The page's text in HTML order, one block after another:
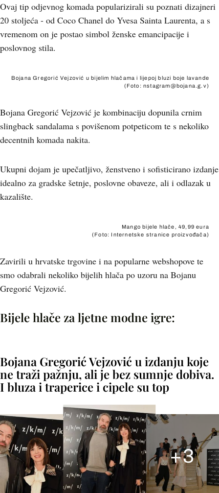
Ovaj tip odjevnog komada popularizirali su poznati dizajneri
20 stoljeća - od Coco Chanel do Yvesa Sainta Laurenta, a s
vremenom on je postao simbol ženske emancipacije i
poslovnog stila.
Bojana Gregorić Vejzović u bijelim hlačama i lijepoj bluzi boje lavande
(Foto: nstagram@bojana.g.v)
Bojana Gregorić Vejzović je kombinaciju dopunila crnim
slingback sandalama s povišenom potpeticom te s nekoliko
decentnih komada nakita.
Ukupni dojam je upečatljivo, ženstveno i sofisticirano izdanje
idealno za gradske šetnje, poslovne obaveze, ali i odlazak u
kazalište.
Mango bijele hlače, 49,99 eura
(Foto: Internetske stranice proizvođača)
Zavirili u hrvatske trgovine i na popularne webshopove te
smo odabrali nekoliko bijelih hlača po uzoru na Bojanu
Gregorić Vejzović.
Bijele hlače za ljetne modne igre:
Bojana Gregorić Vejzović u izdanju koje
ne traži pažnju, ali je bez sumnje dobiva.
I bluza i traperice i cipele su top
+3